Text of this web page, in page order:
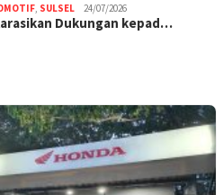
SULSEL 24/07/2026
Dukungan kepad…